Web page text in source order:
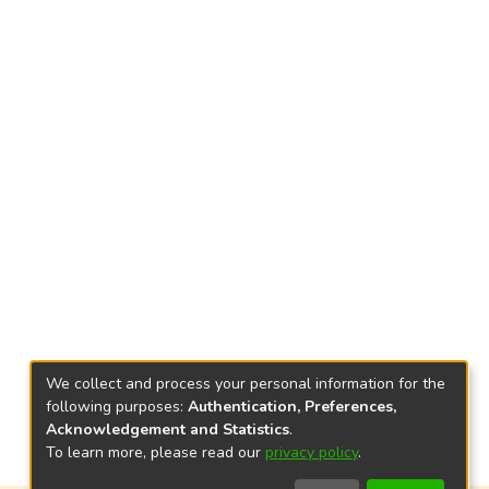
We collect and process your personal information for the
following purposes: Authentication, Preferences,
Acknowledgement and Statistics.
To learn more, please read our privacy policy.